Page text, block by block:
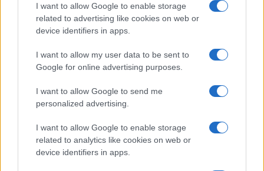
I want to allow Google to enable storage
related to advertising like cookies on web or
device identifiers in apps.
I want to allow my user data to be sent to
Google for online advertising purposes.
I want to allow Google to send me
personalized advertising.
I want to allow Google to enable storage
related to analytics like cookies on web or
device identifiers in apps.